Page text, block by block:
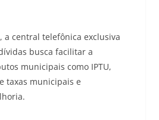
a central telefônica exclusiva
busca facilitar a
municipais como IPTU,
taxas municipais e